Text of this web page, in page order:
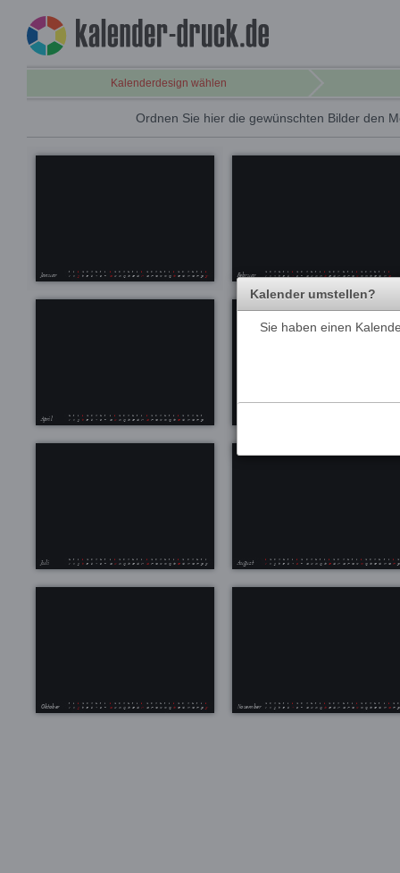
Kalenderdesign wählen
Ordnen Sie hier die gewünschten Bilder den
Kalender umstellen?
Sie haben einen